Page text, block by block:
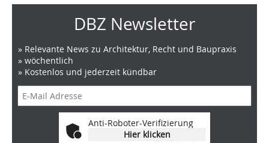
DBZ Newsletter
» Relevante News zu Architektur, Recht und Baupraxis
» wöchentlich
» Kostenlos und jederzeit kündbar
Anti-Roboter-Verifizierung
Hier klicken